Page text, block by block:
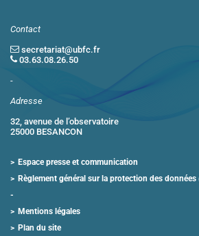
Contact
secretariat@ubfc.fr
03.63.08.26.50
-
Adresse
32, avenue de l’observatoire
25000 BESANCON
Espace presse et communication
Règlement général sur la protection des données
Mentions légales
Plan du site